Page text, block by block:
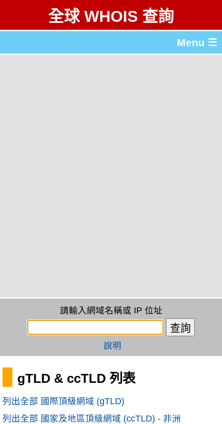
全球 WHOIS 查詢
Menu ☰
請輸入網域名稱或 IP 位址
說明
gTLD & ccTLD 列表
列出全部 國際頂級網域 (gTLD)
列出全部 國家及地區頂級網域 (ccTLD) - 非洲